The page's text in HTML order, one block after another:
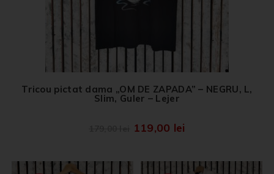
Tricou pictat dama „OM DE ZAPADA” – NEGRU, L,
Slim, Guler – Lejer
119,00 lei